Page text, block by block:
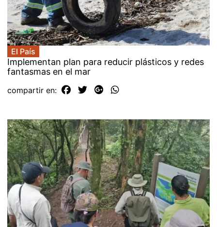
El País
Implementan plan para reducir plásticos y redes
fantasmas en el mar
compartir en: